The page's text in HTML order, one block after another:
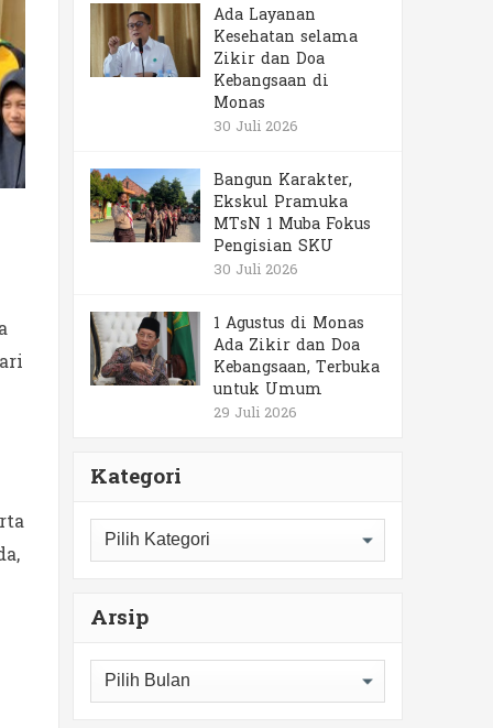
Ada Layanan
Kesehatan selama
Zikir dan Doa
Kebangsaan di
Monas
30 Juli 2026
Bangun Karakter,
Ekskul Pramuka
MTsN 1 Muba Fokus
Pengisian SKU
30 Juli 2026
1 Agustus di Monas
Ada Zikir dan Doa
Kebangsaan, Terbuka
untuk Umum
29 Juli 2026
Kategori
Kategori
Arsip
Arsip